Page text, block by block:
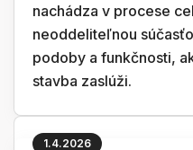
nachádza v procese
neoddeliteľnou
podoby a funkčnosti,
stavba zaslúži.
1.4.2026